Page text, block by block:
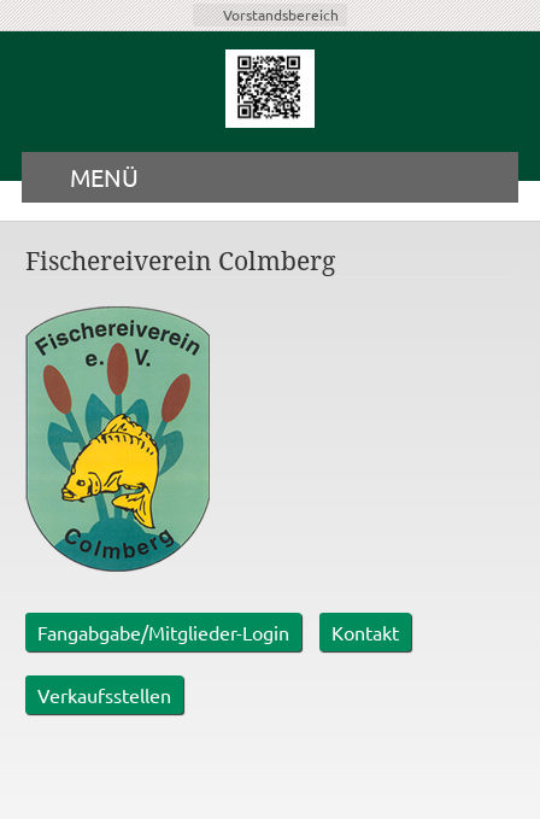
Vorstandsbereich
MENÜ
Fischereiverein Colmberg
Fangabgabe/Mitglieder-Login Kontakt
Verkaufsstellen